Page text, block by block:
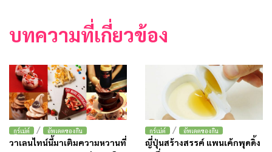
บทความที่เกี่ยวข้อง
กูร์เม่ต์ / อัพเดตของกิน
วาเลนไทน์นี้มาเติมความหวานที่
กูร์เม่ต์ / อัพเดตของกิน
ญี่ปุ่นสร้างสรรค์ แพนเค้กพุดดิ้ง